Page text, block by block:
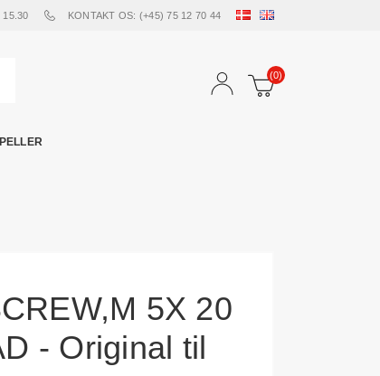
15.30 KONTAKT OS: (+45) 75 12 70 44
(0)
5X 20
- Original til